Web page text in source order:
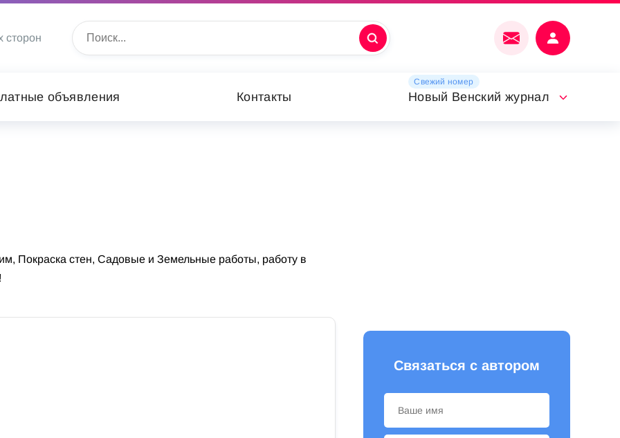
сторон
объявления Контакты
Свежий номер
Новый Венский журнал
Покраска стен, Садовые и Земельные работы, работу в
Связаться с автором